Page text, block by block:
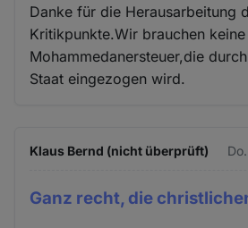
Danke für die Herausarbeitung
Kritikpunkte.Wir brauchen keine
Mohammedanersteuer,die
Staat eingezogen wird.
Klaus Bernd (nicht überprüft)
Ganz recht, die